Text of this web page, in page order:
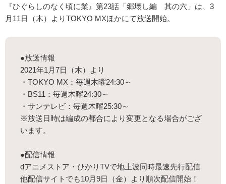
『ひぐらしのなく頃に業』第23話「郷壊し編 其の六」は、3
月11日（木）よりTOKYO MXほかにて放送開始。
●放送情報
2021年1月7日（木）より
・TOKYO MX：毎週木曜24:30～
・BS11：毎週木曜24:30～
・サンテレビ：毎週木曜25:30～
※放送日時は編成の都合により変更となる場合がござ
います。
●配信情報
dアニメストア・ひかりTVで地上波同時最速先行配信
他配信サイトでも10月9日（金）より順次配信開始！